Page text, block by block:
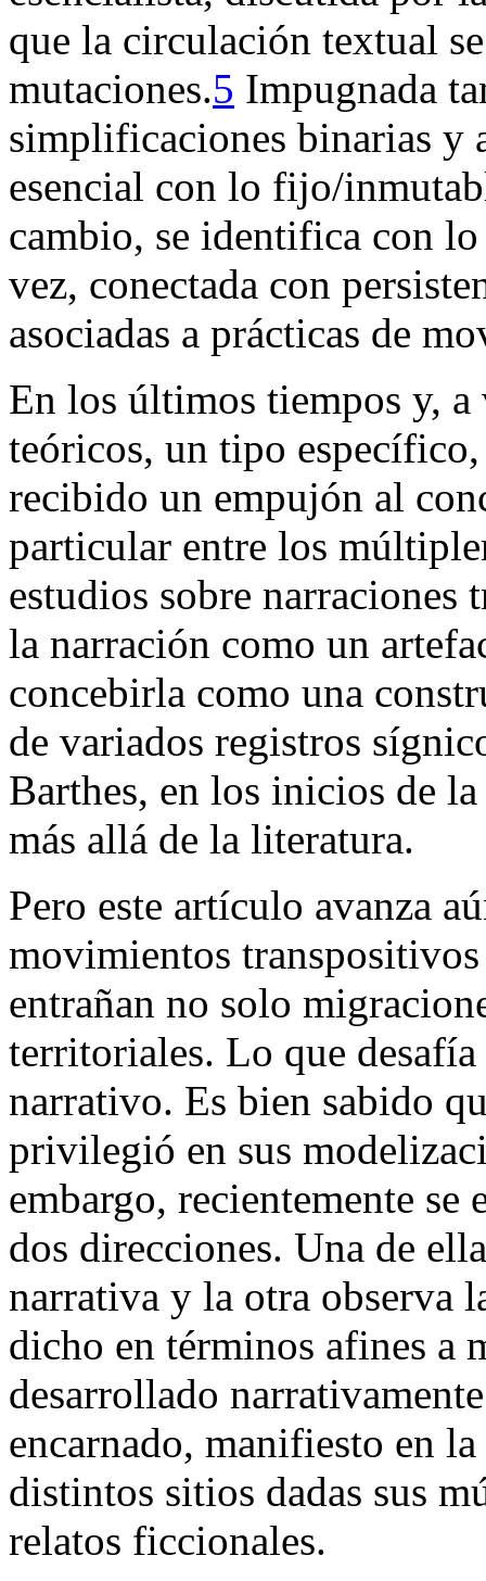
que la circulación textual
mutaciones.5 Impugnada
simplificaciones binarias y
esencial con lo fijo/
cambio, se identifica con
vez, conectada con
asociadas a prácticas de
En los últimos tiempos y, a
teóricos, un tipo
recibido un empujón al
particular entre los
estudios sobre narraciones
la narración como un
concebirla como una
de variados registros
Barthes, en los inicios de
más allá de la literatura.
Pero este artículo avanza
movimientos
entrañan no solo
territoriales. Lo que
narrativo. Es bien sabido
privilegió en sus
embargo, recientemente se
dos direcciones. Una de
narrativa y la otra observa
dicho en términos afines a
desarrollado
encarnado, manifiesto en
distintos sitios dadas sus
relatos ficcionales.